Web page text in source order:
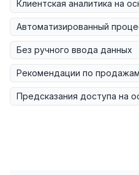
Клиентская аналитика на
Автоматизированный
Без ручного ввода данных
Рекомендации по продажам
Предсказания доступа на